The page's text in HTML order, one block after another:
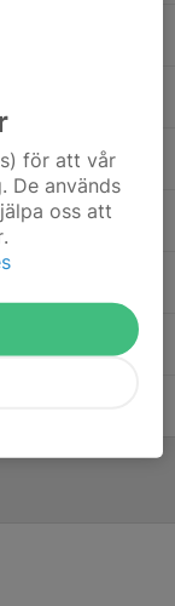
tränare
för att vår
De används
oss att